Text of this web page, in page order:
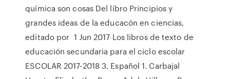
química son cosas Del libro Principios y
grandes ideas de la educacón en ciencias,
editado por 1 Jun 2017 Los libros de texto de
educación secundaria para el ciclo escolar
ESCOLAR 2017-2018 3. Español 1. Carbajal